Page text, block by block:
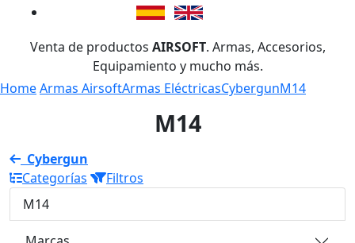
Venta de productos AIRSOFT. Armas, Accesorios,
Equipamiento y mucho más.
HomeArmas AirsoftArmas EléctricasCybergunM14
M14
Cybergun
Categorías
Filtros
M14